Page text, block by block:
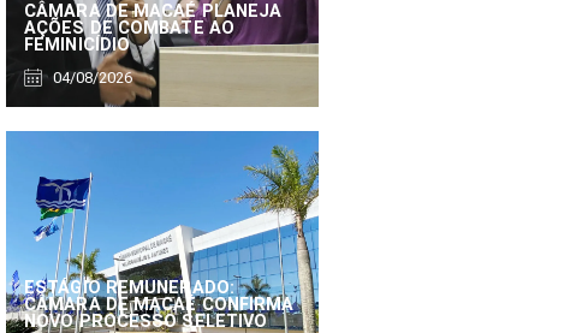
CÂMARA DE MACAÉ PLANEJA
AÇÕES DE COMBATE AO
FEMINICÍDIO
04/08/2026
ESTÁGIO REMUNERADO:
CÂMARA DE MACAÉ CONFIRMA
NOVO PROCESSO SELETIVO